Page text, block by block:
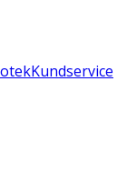
Kundservice